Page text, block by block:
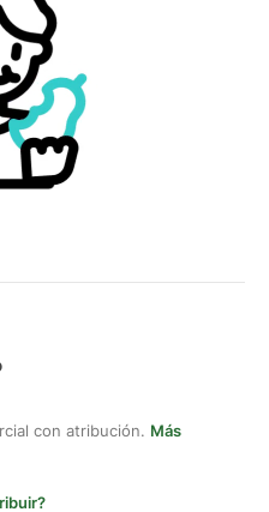
con atribución. Más